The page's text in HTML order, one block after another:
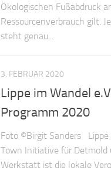
Ökologischen Fußabdruck
Ressourcenverbrauch gilt.
steht genau...
3. FEBRUAR 2020
Lippe im Wandel
Programm 2020
Foto ©Birgit Sanders Lippe
Town Initiative für Detmold
Werkstatt ist die lokale